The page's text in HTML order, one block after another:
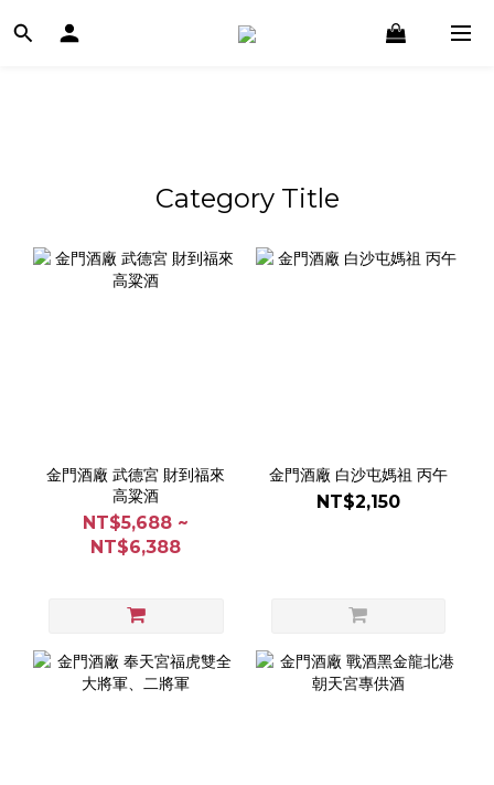
Category Title
金門酒廠 武德宮 財到福來
高粱酒
NT$5,688 ~
NT$6,388
金門酒廠 白沙屯媽祖 丙午
NT$2,150